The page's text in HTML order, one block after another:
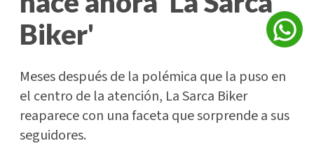
Biker'
Meses después de la polémica que la puso en
el centro de la atención, La Sarca Biker
reaparece con una faceta que sorprende a sus
seguidores.